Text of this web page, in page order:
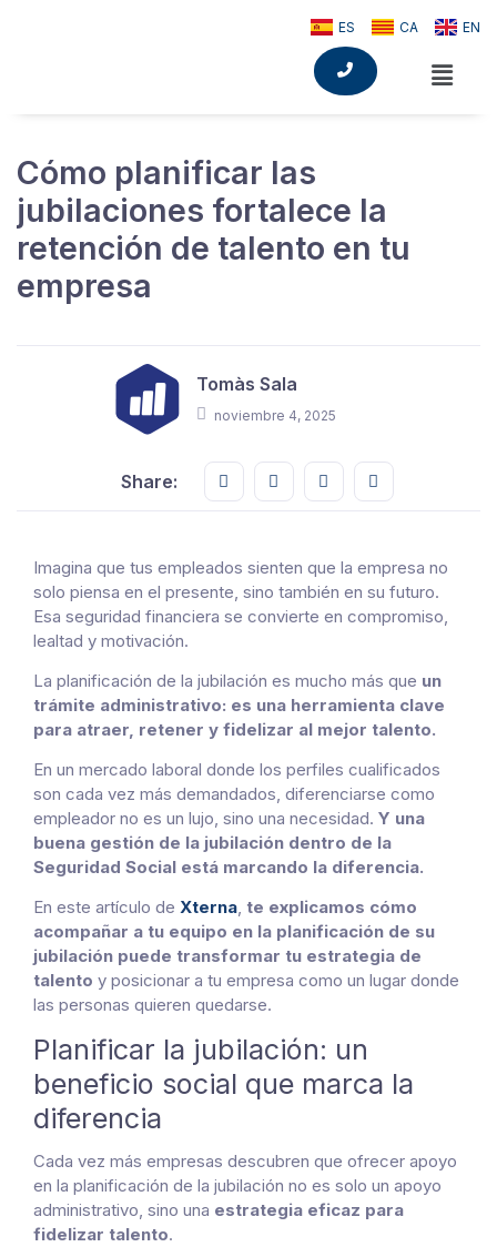
ES CA EN
Cómo planificar las
jubilaciones fortalece la
retención de talento en tu
empresa
Tomàs Sala
noviembre 4, 2025
Share: Share this on FaceBook
Share this on Twitter
Share this on GMail
Share this on
Imagina que tus empleados sienten que la empresa no
solo piensa en el presente, sino también en su futuro.
Esa seguridad financiera se convierte en compromiso,
lealtad y motivación.
La planificación de la jubilación es mucho más que un
trámite administrativo: es una herramienta clave
para atraer, retener y fidelizar al mejor talento.
En un mercado laboral donde los perfiles cualificados
son cada vez más demandados, diferenciarse como
empleador no es un lujo, sino una necesidad. Y una
buena gestión de la jubilación dentro de la
Seguridad Social está marcando la diferencia.
En este artículo de Xterna, te explicamos cómo
acompañar a tu equipo en la planificación de su
jubilación puede transformar tu estrategia de
talento y posicionar a tu empresa como un lugar donde
las personas quieren quedarse.
Planificar la jubilación: un
beneficio social que marca la
diferencia
Cada vez más empresas descubren que ofrecer apoyo
en la planificación de la jubilación no es solo un apoyo
administrativo, sino una estrategia eficaz para
fidelizar talento.